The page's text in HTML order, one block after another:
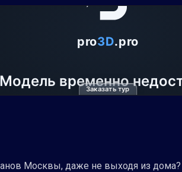
Заказать тур
Москвы, даже не выходя из